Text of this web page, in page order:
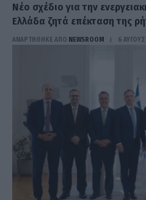
Νέο σχέδιο για την
Ελλάδα ζητά επέκταση της
ΑΝΑΡΤΗΘΗΚΕ ΑΠΟ NEWSROOM 6